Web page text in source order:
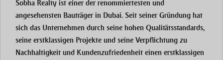
Sobha Realty ist einer der renommiertesten und
angesehensten Bauträger in Dubai. Seit seiner Gründung hat
sich das Unternehmen durch seine hohen Qualitätsstandards,
seine erstklassigen Projekte und seine Verpflichtung zu
Nachhaltigkeit und Kundenzufriedenheit einen erstklassigen